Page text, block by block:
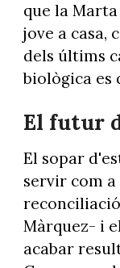
que la
jove a casa,
dels últims
biològica es
El futur
El sopar
servir com
Màrquez- i el
acabar